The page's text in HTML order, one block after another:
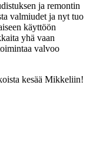
ja remontin
valmiudet ja nyt tuo
käyttöön
yhä vaan
valvoo
kesää Mikkeliin!